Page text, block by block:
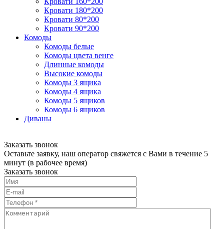
Кровати 180*200
Кровати 80*200
Кровати 90*200
Комоды
Комоды белые
Комоды цвета венге
Длинные комоды
Высокие комоды
Комоды 3 ящика
Комоды 4 ящика
Комоды 5 ящиков
Комоды 6 ящиков
Диваны
Заказать звонок
Оставьте заявку, наш оператор свяжется с Вами в течение 5
минут (в рабочее время)
Заказать звонок